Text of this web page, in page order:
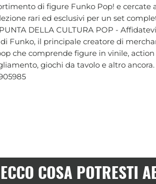
di figure Funko Pop! e cercate
rari ed esclusivi per un set
DELLA CULTURA POP - Affidatevi
Funko, il principale creatore di
che comprende figure in vinile, action
giochi da tavolo e altro ancora.
ECCO COSA POTRESTI